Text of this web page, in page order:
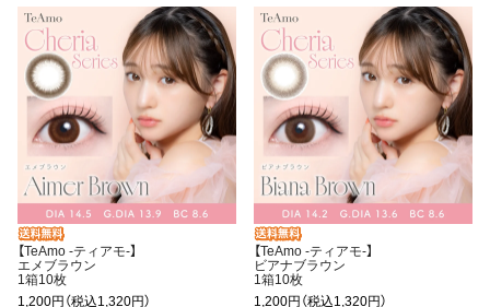
【TeAmo -ティアモ-】
エメブラウン
1箱10枚
1,200円 （税込1,320円）
【TeAmo -ティアモ-】
ビアナブラウン
1箱10枚
1,200円 （税込1,320円）